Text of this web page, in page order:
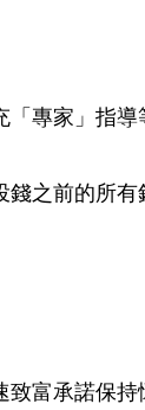
專家」指導
之前的所
富承諾保持